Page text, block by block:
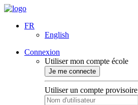
FR
English
Connexion
Utiliser mon compte école
Je me connecte
Utiliser un compte provisoire